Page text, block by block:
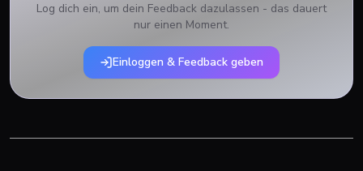
Log dich ein, um dein Feedback dazulassen - das dauert
nur einen Moment.
Einloggen & Feedback geben